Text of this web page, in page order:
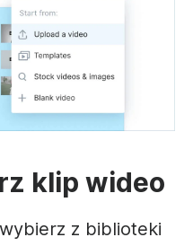
klip wideo
z biblioteki